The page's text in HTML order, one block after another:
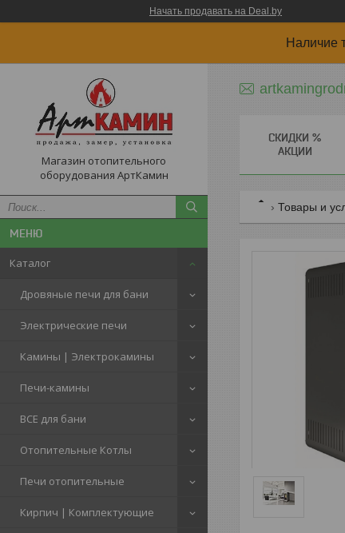
Начать продавать на Deal.by
Наличие
Магазин отопительного
оборудования АртКамин
Каталог
Дровяные печи для бани
Электрические печи
Камины | Электрокамины
Печи-камины
ВСЕ для бани
Отопительные Котлы
Печи отопительные
Кирпич | Комплектующие
СКИДКИ %
АКЦИИ
Товары и